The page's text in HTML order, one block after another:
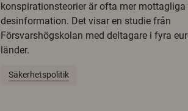
konspirationsteorier är ofta mer mottagliga
desinformation. Det visar en studie från
Försvarshögskolan med deltagare i fyra
länder.
Säkerhetspolitik